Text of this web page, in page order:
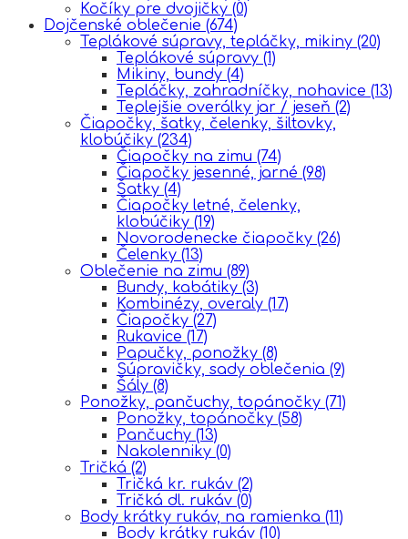
Kočíky pre dvojičky (0)
Dojčenské oblečenie (674)
Teplákové súpravy, tepláčky, mikiny (20)
Teplákové súpravy (1)
Mikiny, bundy (4)
Tepláčky, zahradníčky, nohavice (13)
Teplejšie overálky jar / jeseň (2)
Čiapočky, šatky, čelenky, šiltovky,
klobúčiky (234)
Čiapočky na zimu (74)
Čiapočky jesenné, jarné (98)
Šatky (4)
Čiapočky letné, čelenky,
klobúčiky (19)
Novorodenecke čiapočky (26)
Čelenky (13)
Oblečenie na zimu (89)
Bundy, kabátiky (3)
Kombinézy, overaly (17)
Čiapočky (27)
Rukavice (17)
Papučky, ponožky (8)
Súpravičky, sady oblečenia (9)
Šály (8)
Ponožky, pančuchy, topánočky (71)
Ponožky, topánočky (58)
Pančuchy (13)
Nakolenniky (0)
Tričká (2)
Tričká kr. rukáv (2)
Tričká dl. rukáv (0)
Body krátky rukáv, na ramienka (11)
Body krátky rukáv (10)